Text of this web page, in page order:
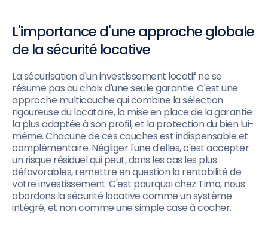
L'importance d'une approche globale
de la sécurité locative
La sécurisation d'un investissement locatif ne se
résume pas au choix d'une seule garantie. C'est une
approche multicouche qui combine la sélection
rigoureuse du locataire, la mise en place de la garantie
la plus adaptée à son profil, et la protection du bien lui-
même. Chacune de ces couches est indispensable et
complémentaire. Négliger l'une d'elles, c'est accepter
un risque résiduel qui peut, dans les cas les plus
défavorables, remettre en question la rentabilité de
votre investissement. C'est pourquoi chez Timo, nous
abordons la sécurité locative comme un système
intégré, et non comme une simple case à cocher.